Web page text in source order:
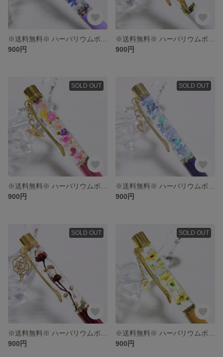
900円
900円
SOLD OUT
900円
SOLD OUT
900円
SOLD OUT
900円
SOLD OUT
900円